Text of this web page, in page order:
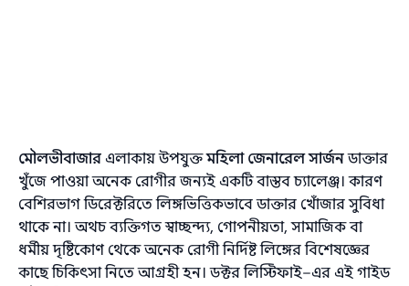
মৌলভীবাজার এলাকায় উপযুক্তমহিলা জেনারেল সার্জনডাক্তার
খুঁজে পাওয়া অনেক রোগীর জন্যই একটি বাস্তব চ্যালেঞ্জ। কারণ
বেশিরভাগ ডিরেক্টরিতে লিঙ্গভিত্তিকভাবে ডাক্তার খোঁজার সুবিধা
থাকে না। অথচ ব্যক্তিগত স্বাচ্ছন্দ্য, গোপনীয়তা, সামাজিক বা
ধর্মীয় দৃষ্টিকোণ থেকে অনেক রোগী নির্দিষ্ট লিঙ্গের বিশেষজ্ঞের
কাছে চিকিৎসা নিতে আগ্রহী হন। ডক্টর লিস্টিফাই–এর এই গাইড